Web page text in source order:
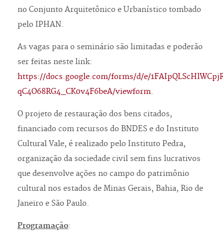
no Conjunto Arquitetônico e Urbanístico tombado
pelo IPHAN.
As vagas para o seminário são limitadas e poderão
ser feitas neste link:
https://docs.google.com/forms/d/e/
qC4O68RG4_CK0v4F6beA/viewform.
O projeto de restauração dos bens citados,
financiado com recursos do BNDES e do Instituto
Cultural Vale, é realizado pelo Instituto Pedra,
organização da sociedade civil sem fins lucrativos
que desenvolve ações no campo do patrimônio
cultural nos estados de Minas Gerais, Bahia, Rio de
Janeiro e São Paulo.
Programação: